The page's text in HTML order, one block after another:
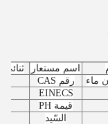
اسم مستعار
ثنائي
ماء
رقم CAS
EINECS
قيمة PH
السّيد